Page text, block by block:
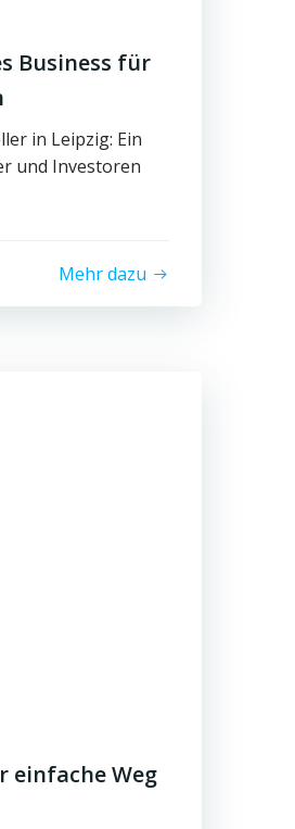
Business für
in Leipzig: Ein
und Investoren
Mehr dazu
einfache Weg